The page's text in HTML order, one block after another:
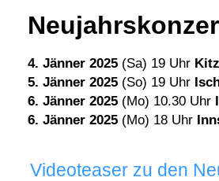
Neujahrsk
4. Jänner 2025 (Sa) 19 Uhr
5. Jänner 2025 (So) 19 Uhr
6. Jänner 2025 (Mo) 10.30 Uhr
6. Jänner 2025 (Mo) 18 Uhr
Videoteaser zu den